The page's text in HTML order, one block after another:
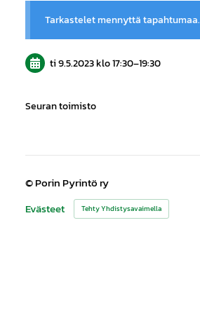
Tarkastelet mennyttä tapahtumaa.
ti 9.5.2023klo 17:30–19:30
Seuran toimisto
©Porin Pyrintö ry
Evästeet
Tehty Yhdistysavaimella